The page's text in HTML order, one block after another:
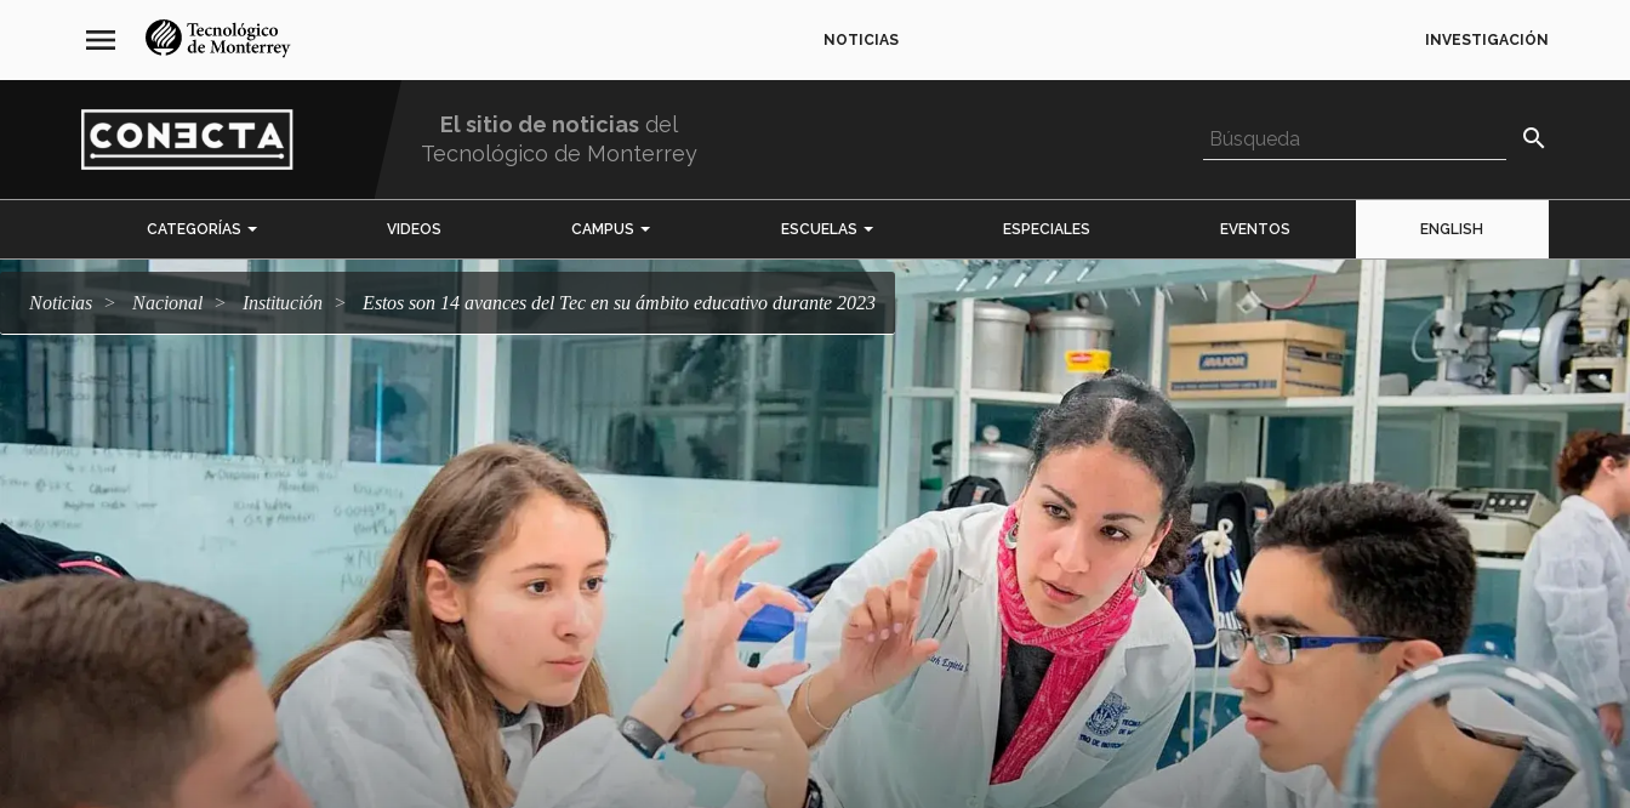
navegación
principal
menu NOTICIAS INVESTIGACIÓN
El sitio de noticias del
Tecnológico de Monterrey
search
CATEGORÍAS VIDEOS CAMPUS ESCUELAS ESPECIALES EVENTOS ENGLISH
Noticias Nacional Institución Estos son 14 avances del Tec en su ámbito educativo durante 2023